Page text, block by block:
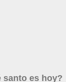
santo es hoy?